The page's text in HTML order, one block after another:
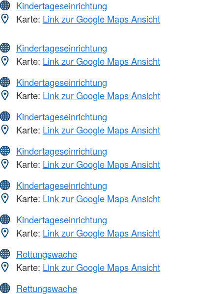
Kindertageseinrichtung
Karte: Link zur Google Maps Ansicht
Kindertageseinrichtung
Karte: Link zur Google Maps Ansicht
Kindertageseinrichtung
Karte: Link zur Google Maps Ansicht
Kindertageseinrichtung
Karte: Link zur Google Maps Ansicht
Kindertageseinrichtung
Karte: Link zur Google Maps Ansicht
Kindertageseinrichtung
Karte: Link zur Google Maps Ansicht
Kindertageseinrichtung
Karte: Link zur Google Maps Ansicht
Rettungswache
Karte: Link zur Google Maps Ansicht
Rettungswache